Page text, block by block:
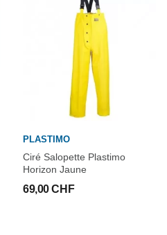
PLASTIMO
Ciré Salopette Plastimo
Horizon Jaune
69,00 CHF